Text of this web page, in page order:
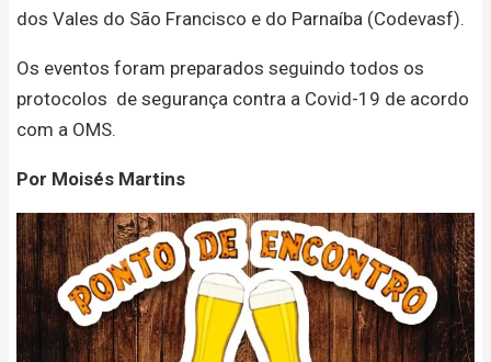
dos Vales do São Francisco e do Parnaíba (Codevasf).
Os eventos foram preparados seguindo todos os
protocolos de segurança contra a Covid-19 de acordo
com a OMS.
Por Moisés Martins